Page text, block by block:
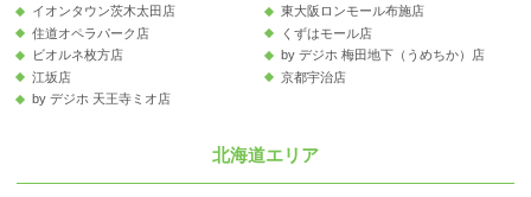
イオンタウン茨木太田店
東大阪ロンモール布施店
住道オペラパーク店
くずはモール店
ビオルネ枚方店
by デジホ 梅田地下（うめちか）店
江坂店
京都宇治店
by デジホ 天王寺ミオ店
北海道エリア